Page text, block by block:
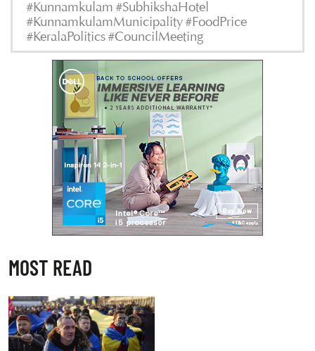
#Kunnamkulam #SubhikshaHotel
#KunnamkulamMunicipality #FoodPrice
#KeralaPolitics #CouncilMeeting
MOST READ